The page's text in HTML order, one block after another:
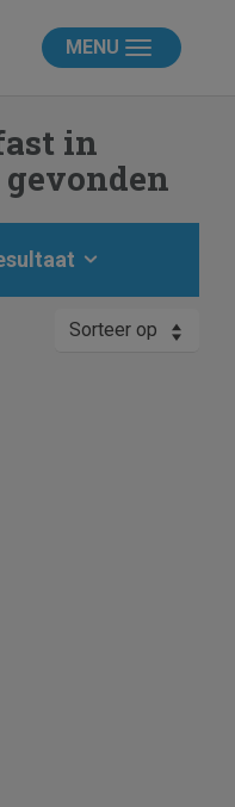
MENU
in
Sorteer op